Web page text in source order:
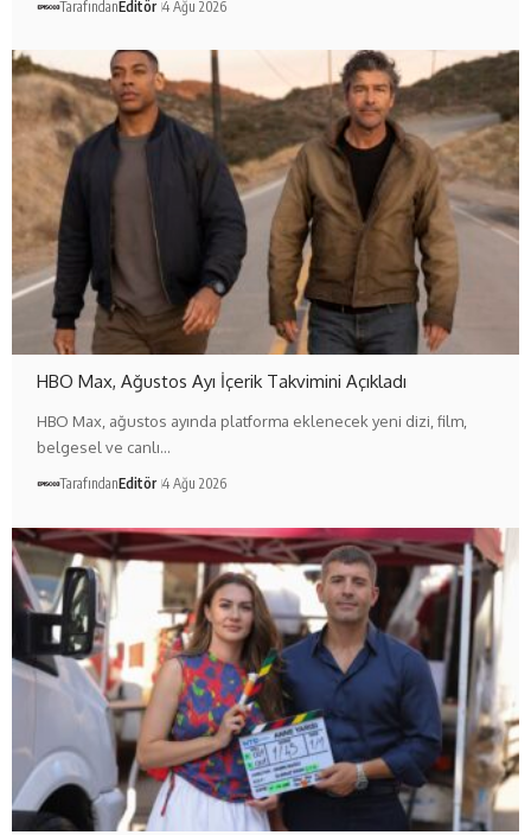
TarafındanEditör 4 Ağu 2026
HBO Max, Ağustos Ayı İçerik Takvimini Açıkladı
HBO Max, ağustos ayında platforma eklenecek yeni dizi, film,
belgesel ve canlı…
TarafındanEditör 4 Ağu 2026